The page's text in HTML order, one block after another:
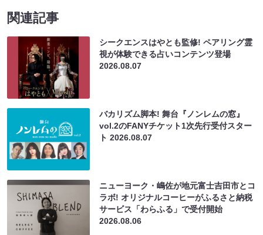
関連記事
シークエンスはやとも監修! ペアリング霊
視が体験できる占いコンテンツ登場
2026.08.07
バカリズム脚本! 舞台『ノンレムの窓』
vol.2のFANYチケット1次先行受付スター
ト2026.08.07
ニューヨーク・嶋佐が地元富士吉田市とコ
ラボ! オリジナルコーヒーがふるさと納税
サービス「わらふる」で受付開始
2026.08.06